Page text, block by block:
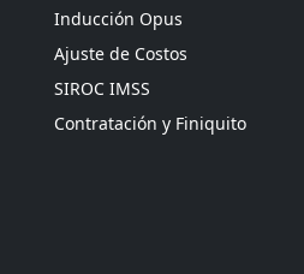
Inducción Opus
Ajuste de Costos
SIROC IMSS
Contratación y Finiquito